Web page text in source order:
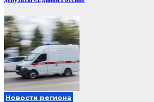
Новости региона